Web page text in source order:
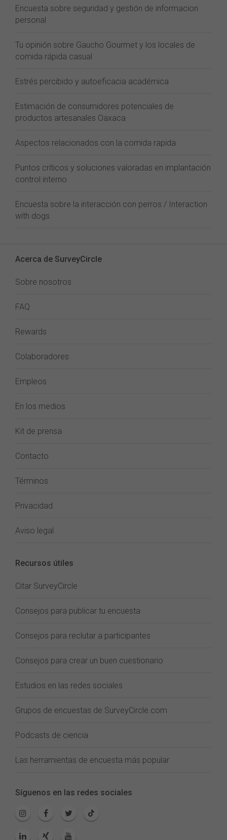
Encuesta sobre seguridad y gestión de informacion
personal
Tu opinión sobre Gaucho Gourmet y los locales de
comida rápida casual
Estrés percibido y autoeficacia académica
Estimación de consumidores potenciales de
productos artesanales Oaxaca
Aspectos relacionados con la comida rapida
Puntos críticos y soluciones valoradas en implantación
control interno
Encuesta sobre la interacción con perros / Interaction
with dogs
Acerca de SurveyCircle
Sobre nosotros
FAQ
Rewards
Colaboradores
Empleos
En los medios
Kit de prensa
Contacto
Términos
Privacidad
Aviso legal
Recursos útiles
Citar SurveyCircle
Consejos para publicar tu encuesta
Consejos para reclutar a participantes
Consejos para crear un buen cuestionario
Estudios en las redes sociales
Grupos de encuestas de SurveyCircle.com
Podcasts de ciencia
Las herramientas de encuesta más popular
Síguenos en las redes sociales